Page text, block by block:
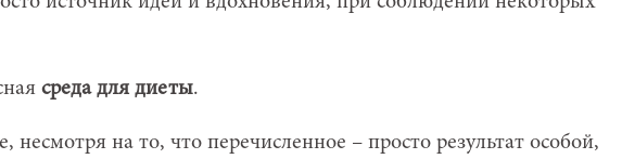
среда для диеты.
несмотря на то, что перечисленное – просто результат особой,